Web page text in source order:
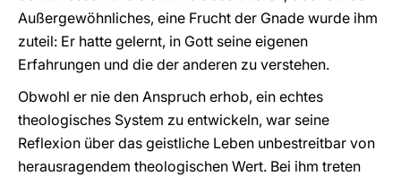
Außergewöhnliches, eine Frucht der Gnade wurde ihm
zuteil: Er hatte gelernt, in Gott seine eigenen
Erfahrungen und die der anderen zu verstehen.
Obwohl er nie den Anspruch erhob, ein echtes
theologisches System zu entwickeln, war seine
Reflexion über das geistliche Leben unbestreitbar von
herausragendem theologischen Wert. Bei ihm treten